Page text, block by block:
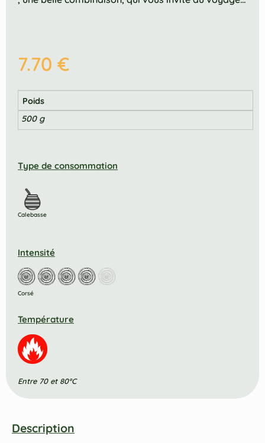
7.70 €
Poids
500 g
Type de consommation
Calebasse
Intensité
Corsé
Température
Entre 70 et 80°C
Description